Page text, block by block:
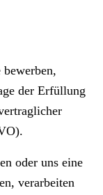
der Erfüllung
oder uns eine
verarbeiten